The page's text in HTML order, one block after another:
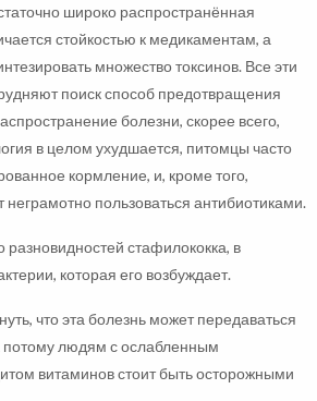
широко распространённая
стойкостью к медикаментам, а
множество токсинов. Все эти
поиск способ предотвращения
болезни, скорее всего,
в целом ухудшается, питомцы часто
кормление, и, кроме того,
неграмотно пользоваться антибиотиками.
стафилококка, в
которая его возбуждает.
что эта болезнь может передаваться
потому людям с ослабленным
витаминов стоит быть осторожными